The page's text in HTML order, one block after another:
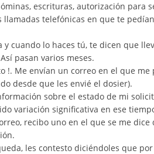
escrituras, autorización para
llamadas telefónicas en que te
cuando lo haces tú, te dicen que
pasan varios meses.
!. Me envían un correo en el que
desde que les envié el dosier).
sobre el estado de mi
variación significativa en ese
recibo uno en el que se me
les contesto diciéndoles que